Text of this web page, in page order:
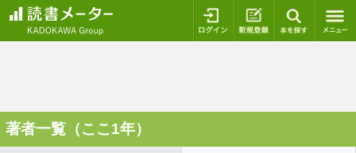
ログイン 新規登録
著者一覧（ここ1年）